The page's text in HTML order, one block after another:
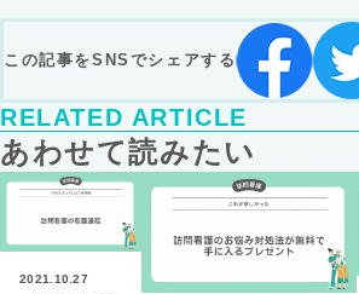
この記事をSNSでシェアする
RELATED ARTICLE
あわせて読みたい
2021.10.27